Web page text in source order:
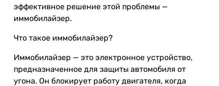
эффективное решение этой проблемы —
иммобилайзер.
Что такое иммобилайзер?
Иммобилайзер — это электронное устройство,
предназначенное для защиты автомобиля от
угона. Он блокирует работу двигателя, когда